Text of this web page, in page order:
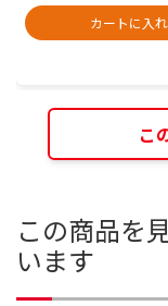
カートに入
こ
この商品を
います